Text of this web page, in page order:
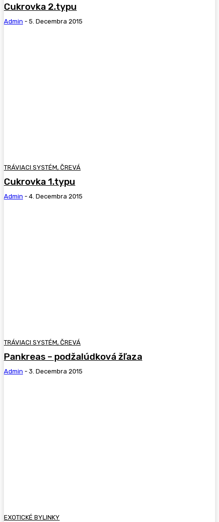
Cukrovka 2.typu
Admin - 5. Decembra 2015
TRÁVIACI SYSTÉM, ČREVÁ
Cukrovka 1.typu
Admin - 4. Decembra 2015
TRÁVIACI SYSTÉM, ČREVÁ
Pankreas – podžalúdková žľaza
Admin - 3. Decembra 2015
EXOTICKÉ BYLINKY